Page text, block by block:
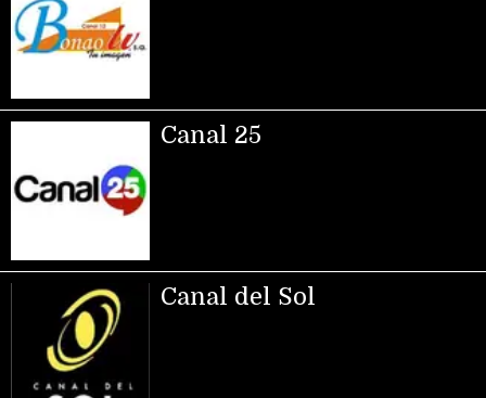
Canal 25
Canal del Sol